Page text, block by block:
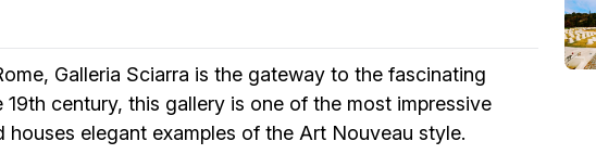
Galleria Sciarra is the gateway to the fascinating
century, this gallery is one of the most impressive
elegant examples of the Art Nouveau style.